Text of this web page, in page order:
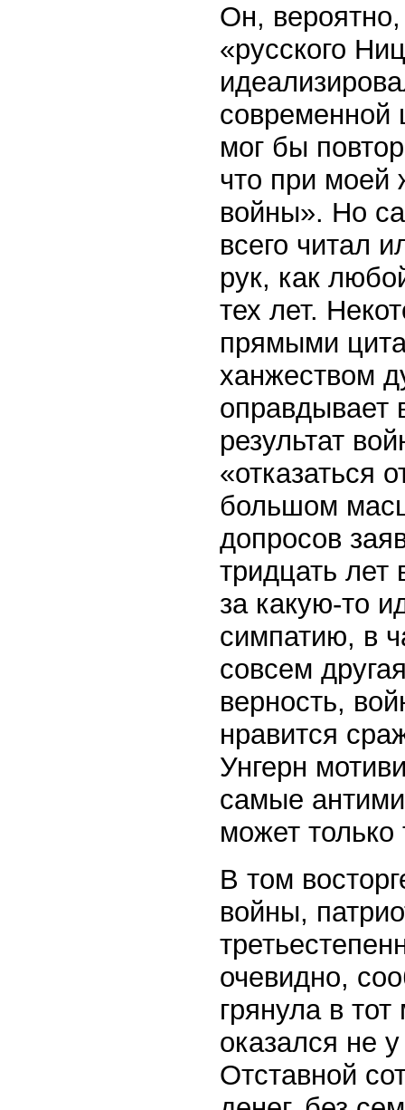
Он,
«русского
современной
мог бы
что при моей
войны». Но
всего читал
рук, как
тех лет.
прямыми
ханжеством
оправдывает
результат
«отказаться
большом
допросов
тридцать
за какую-то
симпатию, в
совсем
верность,
нравится
Унгерн
самые
может только
В том
войны,
очевидно,
грянула в
оказался не
Отставной